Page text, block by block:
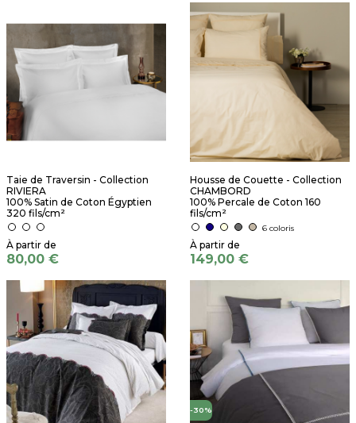
Taie de Traversin - Collection
RIVIERA
100% Satin de Coton Égyptien
320 fils/cm²
80,00 €
Housse de Couette - Collection
CHAMBORD
100% Percale de Coton 160
fils/cm²
6 coloris
149,00 €
-30%